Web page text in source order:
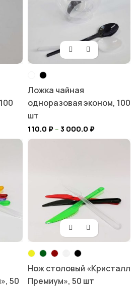
Ложка чайная
одноразовая эконом, 100
шт
110.0 ₽– 3 000.0 ₽
50
Нож столовый «Кристалл
Премиум», 50 шт